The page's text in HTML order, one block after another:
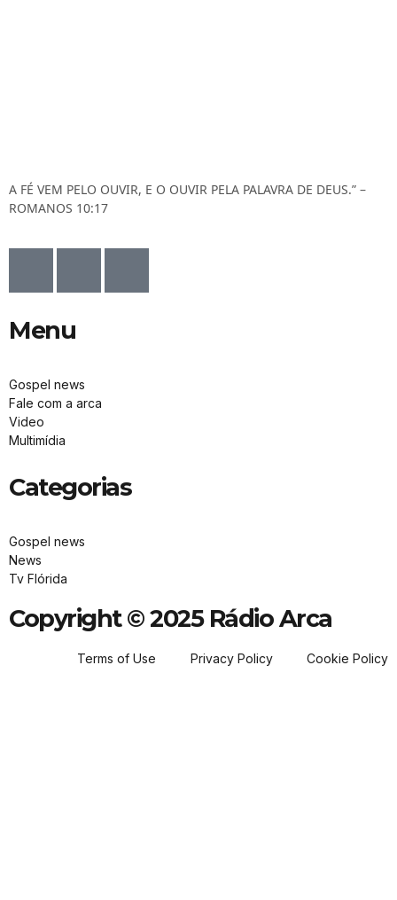
A FÉ VEM PELO OUVIR, E O OUVIR PELA PALAVRA DE DEUS.” –
ROMANOS 10:17
Menu
Gospel news
Fale com a arca
Video
Multimídia
Categorias
Gospel news
News
Tv Flórida
Copyright © 2025 Rádio Arca
Terms of Use Privacy Policy Cookie Policy